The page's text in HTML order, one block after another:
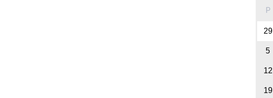
P
29
5
12
19